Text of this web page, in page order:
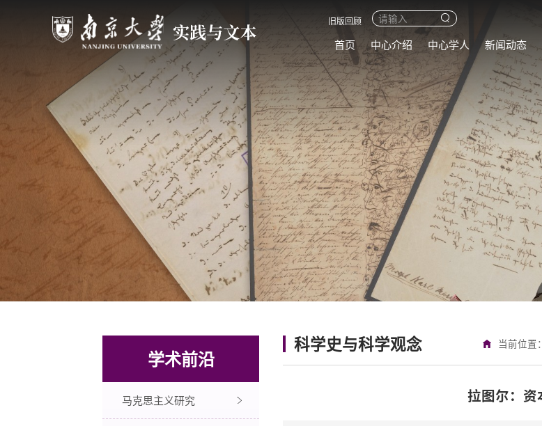
旧版回顾
首页 中心介绍 中心学人 新闻动态
学术前沿
马克思主义研究
科学史与科学观念 当前位置
拉图尔：资